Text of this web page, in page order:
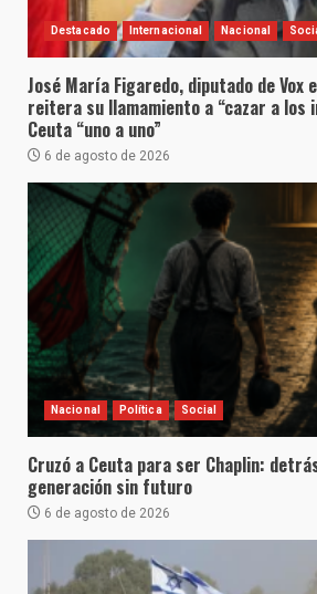
Destacado Internacional Nacional
José María Figaredo, diputado de Vox
reitera su llamamiento a “cazar a los
Ceuta “uno a uno”
6 de agosto de 2026
Nacional Política Social
Cruzó a Ceuta para ser Chaplin:
generación sin futuro
6 de agosto de 2026